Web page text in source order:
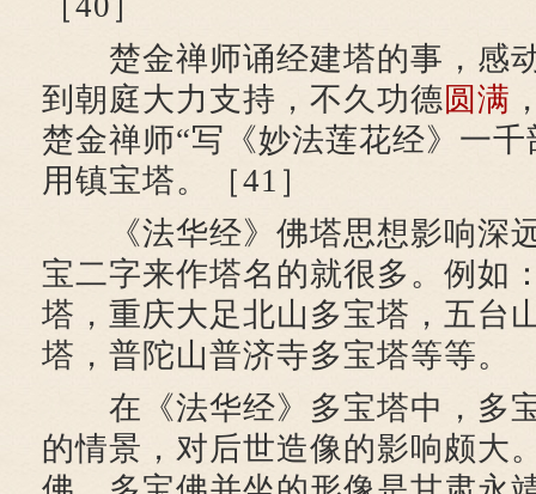
楚金禅师诵经建塔的事，感
到朝庭大力支持，不久功德圆满
楚金禅师“写《妙法莲花经》一
用镇宝塔。［41］
《法华经》佛塔思想影响深
宝二字来作塔名的就很多。例如
塔，重庆大足北山多宝塔，五台
塔，普陀山普济寺多宝塔等等。
在《法华经》多宝塔中，多
的情景，对后世造像的影响颇大